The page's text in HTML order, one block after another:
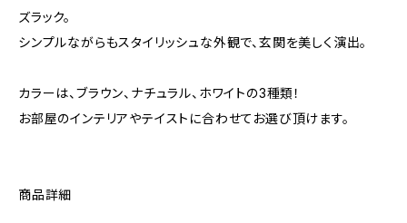
ズラック。
シンプルながらもスタイリッシュな外観で、玄関を美しく演出。
カラーは、ブラウン、ナチュラル、ホワイトの3種類！
お部屋のインテリアやテイストに合わせてお選び頂けます。
商品詳細